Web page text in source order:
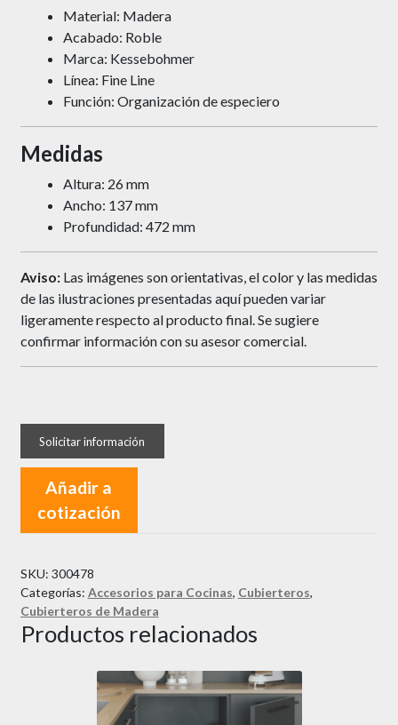
Material: Madera
Acabado: Roble
Marca: Kessebohmer
Línea: Fine Line
Función: Organización de especiero
Medidas
Altura: 26 mm
Ancho: 137 mm
Profundidad: 472 mm
Aviso: Las imágenes son orientativas, el color y las medidas
de las ilustraciones presentadas aquí pueden variar
ligeramente respecto al producto final. Se sugiere
confirmar información con su asesor comercial.
Añadir a
cotización
SKU: 300478
Categorías: Accesorios para Cocinas, Cubierteros,
Cubierteros de Madera
Productos relacionados